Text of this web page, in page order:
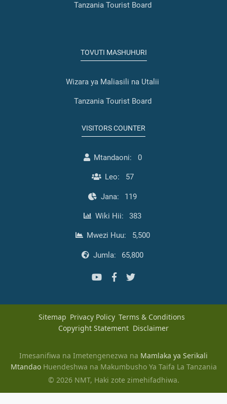
Tanzania Tourist Board
TOVUTI MASHUHURI
Wizara ya Maliasili na Utalii
Tanzania Tourist Board
VISITORS COUNTER
Mtandaoni: 0
Leo: 57
Jana: 119
Wiki Hii: 383
Mwezi Huu: 5,500
Jumla: 65,800
Sitemap Privacy Policy Terms & Conditions
Copyright Statement Disclaimer
Imesanifiwa na Imetengenezwa na Mamlaka ya Serikali
MtandaoHuendeshwa na Makumbusho Ya Taifa La Tanzania
© 2026 NMT, Haki zote zimehifadhiwa.